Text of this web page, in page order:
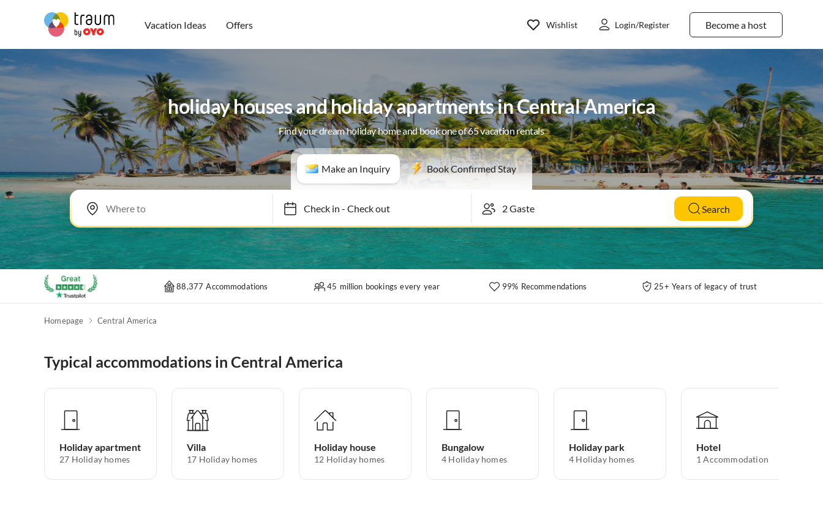
Vacation Ideas Offers Become a host
Wishlist Login/Register
holiday houses and holiday apartments in Central America
Find your dream holiday home and book one of 65 vacation rentals
Make an Inquiry Book Confirmed Stay
Check in- Check out Search
88,377 Accommodations 45 million bookings every year 99% Recommendations 25+ Years of legacy of trust
Homepage Central America
Typical accommodations in Central America
Holiday apartment
27 Holiday homes
Villa
17 Holiday homes
Holiday house
12 Holiday homes
Bungalow
4 Holiday homes
Holiday park
4 Holiday homes
Hotel
1 Accommodation